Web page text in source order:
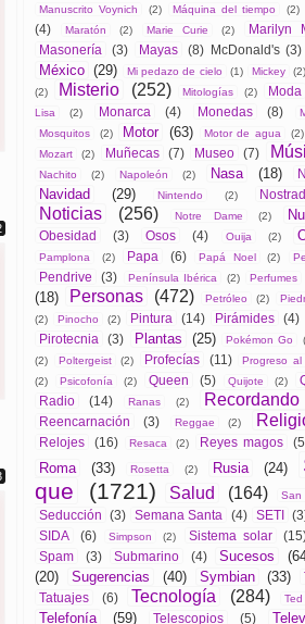
Manuscrito Voynich (2) Máquina del tiempo (2)
(4)
Maratón (2) Marie Curie (2) Marilyn
Masonería
(3) Mayas (8) McDonald's (3)
México (29) Mi pedazo de cielo (1) Mickey (2)
(2)
Misterio (252) Mitologías (2) Moda
Lisa
(2) Monarca (4) Monedas (8)
Mosquitos
(2) Motor (63) Motor de agua (2)
Mozart (2) Muñecas (7) Museo (7)
Nachito (2) Napoleón (2) Nasa (18)
Navidad (29) Nintendo (2)
Noticias (256) Notre Dame (2)
Obesidad (3) Osos (4) Ouija (2)
Pamplona (2) Papa (6) Papá Noel (2)
Pendrive (3) Península Ibérica (2) Perfumes
(18)
Personas (472) Petróleo (2)
(2)
Pinocho (2) Pintura (14) Pirámides (4)
Pirotecnia
(3) Plantas (25) Pokémon Go
(2)
Poltergeist (2) Profecías (11)
Progreso
(2)
Psicofonía (2) Queen (5) Quijote (2)
Radio
(14) Ranas (2)
Reencarnación (3) Reggae (2)
Relojes (16) Resaca (2) Reyes magos
Roma (33) Rosetta (2) Rusia (24)
que
(1721) Salud (164) San
Seducción (3) Semana Santa (4) SETI
SIDA (6) Simpson (2) Sistema solar
Spam (3) Submarino (4) Sucesos
(20)
Sugerencias (40) Symbian (33)
Tatuajes
(6) Tecnología (284)
Telefonía (59) Telescopios (5)